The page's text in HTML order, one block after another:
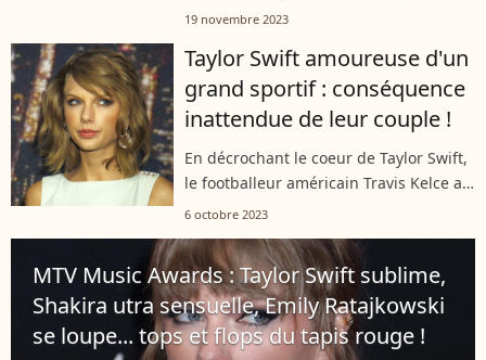
Brésil est en proie à une forte canicule,
est décédée le 19 novembre...
19 novembre 2023
Taylor Swift amoureuse d'un
grand sportif : conséquence
inattendue de leur couple !
En décrochant le coeur de Taylor Swift,
le footballeur américain Travis Kelce a
surtout décroché le jackpot. En
relation avec la chanteuse, qui...
6 octobre 2023
MTV Music Awards : Taylor Swift sublime,
Shakira utra sensuelle, Emily Ratajkowski
se loupe... tops et flops du tapis rouge !